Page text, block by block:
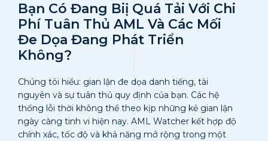
Bạn Có Đang Biị Quá Tải Với Chi
Phí Tuân Thủ AML Và Các Mối
Đe Dọa Đang Phát Triển
Không?
Chúng tôi hiểu: gian lận đe dọa danh tiếng, tài
nguyên và sự tuân thủ quy định của bạn. Các hệ
thống lỗi thời không thể theo kịp những kẻ gian lận
ngày càng tinh vi hiện nay. AML Watcher kết hợp độ
chính xác, tốc độ và khả năng mở rộng trong một